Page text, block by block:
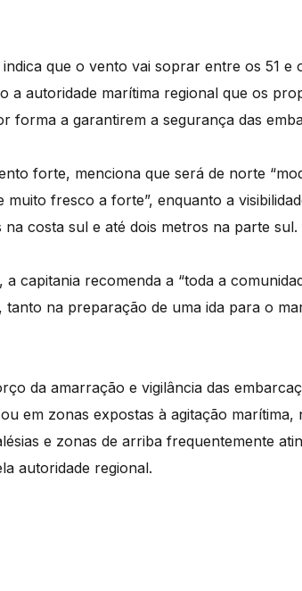
que o vento vai soprar entre os 51
a autoridade marítima regional que os
forma a garantirem a segurança das
forte, menciona que será de norte
muito fresco a forte”, enquanto a
costa sul e até dois metros na parte sul.
a capitania recomenda a “toda a
tanto na preparação de uma ida para o
da amarração e vigilância das
em zonas expostas à agitação
e zonas de arriba frequentemente
autoridade regional.